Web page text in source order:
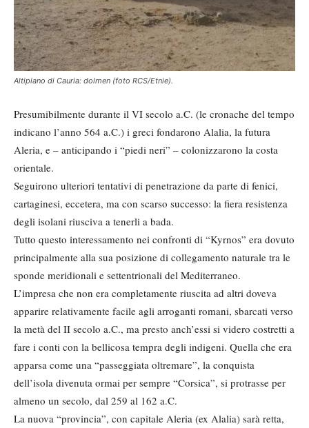
Altipiano di Cauria: dolmen (foto RCS/Etnie).
Presumibilmente durante il VI secolo a.C. (le cronache del tempo
indicano l’anno 564 a.C.) i greci fondarono Alalia, la futura
Aleria, e – anticipando i “piedi neri” – colonizzarono la costa
orientale.
Seguirono ulteriori tentativi di penetrazione da parte di fenici,
cartaginesi, eccetera, ma con scarso successo: la fiera resistenza
degli isolani riusciva a tenerli a bada.
Tutto questo interessamento nei confronti di “Kyrnos” era dovuto
principalmente alla sua posizione di collegamento naturale tra le
sponde meridionali e settentrionali del Mediterraneo.
L’impresa che non era completamente riuscita ad altri doveva
apparire relativamente facile agli arroganti romani, sbarcati verso
la metà del II secolo a.C., ma presto anch’essi si videro costretti a
fare i conti con la bellicosa tempra degli indigeni. Quella che era
apparsa come una “passeggiata oltremare”, la conquista
dell’isola divenuta ormai per sempre “Corsica”, si protrasse per
almeno un secolo, dal 259 al 162 a.C.
La nuova “provincia”, con capitale Aleria (ex Alalia) sarà retta,